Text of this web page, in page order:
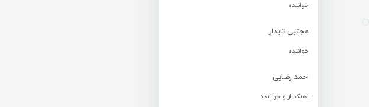
خواننده
مجتبی تابدار
خواننده
احمد رضایی
آهنگساز و خواننده